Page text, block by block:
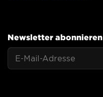
Newsletter abonnieren